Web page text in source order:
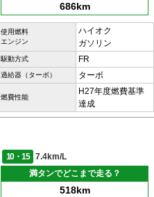
686km
使用燃料
エンジン
ハイオク
ガソリン
駆動方式 FR
過給器（ターボ） ターボ
燃費性能
H27年度燃費基準
達成
10・15
7.4km/L
満タンでどこまで走る？
518km